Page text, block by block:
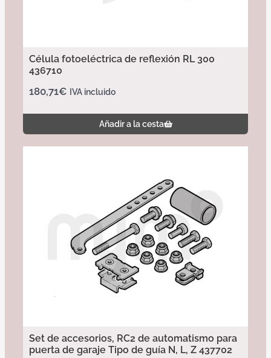
Célula fotoeléctrica de reflexión RL 300
436710
180,71€ IVA incluido
Añadir a la cesta
Set de accesorios, RC2 de automatismo para
puerta de garaje Tipo de guía N, L, Z 437702